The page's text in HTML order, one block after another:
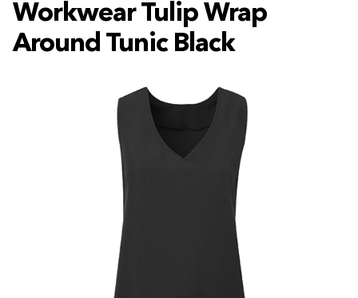
Workwear Tulip Wrap
Around Tunic Black